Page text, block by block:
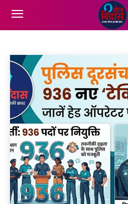
UTTAR PRADESH